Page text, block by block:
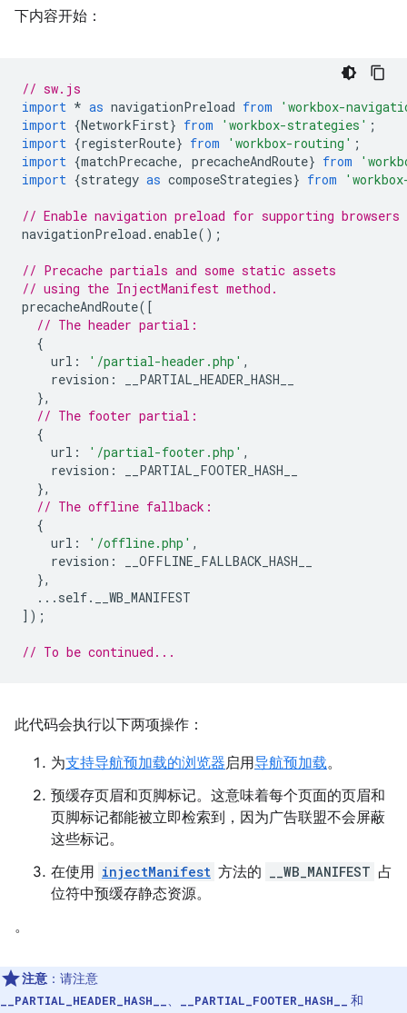
下内容开始：
// sw.js
import * as navigationPreload from
'workbox-
import {NetworkFirst} from 'workbox-strategies' ;
import {registerRoute} from 'workbox-routing' ;
import {matchPrecache, precacheAndRoute} from
import {strategy as composeStrategies} from
// Enable navigation preload for supporting browsers
navigationPreload . enable();
// Precache partials and some static assets
// using the InjectManifest method.
precacheAndRoute([
// The header partial:
{
url : '/partial-header.php' ,
revision :
__PARTIAL_HEADER_HASH__
},
// The footer partial:
{
url : '/partial-footer.php' ,
revision :
__PARTIAL_FOOTER_HASH__
},
// The offline fallback:
{
url : '/offline.php' ,
revision :
__OFFLINE_FALLBACK_HASH__
},
... self.
__WB_MANIFEST
]);
// To be continued...
此代码会执行以下两项操作：
为支持导航预加载的浏览器启用导航预加载。
预缓存页眉和页脚标记。这意味着每个页面的页眉和
页脚标记都能被立即检索到，因为广告联盟不会屏蔽
这些标记。
在使用 injectManifest 方法的 __WB_MANIFEST 占
位符中预缓存静态资源。
。
注意 ：请注意
__PARTIAL_HEADER_HASH__ 、 __PARTIAL_FOOTER_HASH__ 和